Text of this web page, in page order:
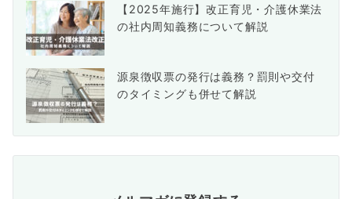
【2025年施行】改正育児・介護休業法
の社内周知義務について解説
源泉徴収票の発行は義務？罰則や交付
のタイミングも併せて解説